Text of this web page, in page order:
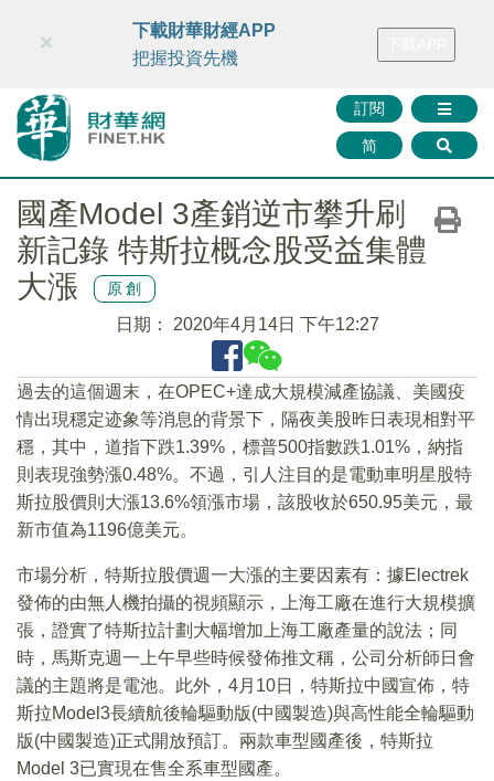
財華智庫網 FINTV FINMETA 財華證券 媒體矩陣
訂閱
简
×
下載財華財經APP
把握投資先機
國產Model 3產銷逆市攀升刷
新記錄 特斯拉概念股受益集體
大漲
原創
日期： 2020年4月14日 下午12:27
過去的這個週末，在OPEC+達成大規模減產協議、美國疫
情出現穩定迹象等消息的背景下，隔夜美股昨日表現相對平
穩，其中，道指下跌1.39%，標普500指數跌1.01%，納指
則表現強勢漲0.48%。不過，引人注目的是電動車明星股特
斯拉股價則大漲13.6%領漲市場，該股收於650.95美元，最
新市值為1196億美元。
市場分析，特斯拉股價週一大漲的主要因素有：據Electrek
發佈的由無人機拍攝的視頻顯示，上海工廠在進行大規模擴
張，證實了特斯拉計劃大幅增加上海工廠產量的說法；同
時，馬斯克週一上午早些時候發佈推文稱，公司分析師日會
議的主題將是電池。此外，4月10日，特斯拉中國宣佈，特
斯拉Model3長續航後輪驅動版(中國製造)與高性能全輪驅動
版(中國製造)正式開放預訂。兩款車型國產後，特斯拉
Model 3已實現在售全系車型國產。